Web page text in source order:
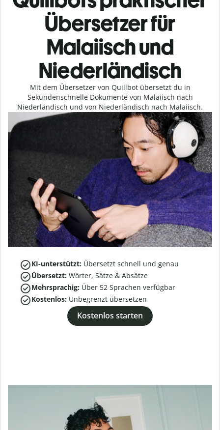
Übersetzer für
Malaiisch und
Niederländisch
Mit dem Übersetzer von Quillbot übersetzt du in
Sekundenschnelle Dokumente von Malaiisch nach
Niederländisch und von Niederländisch nach Malaiisch.
KI-unterstützt: Übersetzt schnell und genau
Übersetzt: Wörter, Sätze & Absätze
Mehrsprachig: Über 52 Sprachen verfügbar
Kostenlos: Unbegrenzt übersetzen
Kostenlos starten